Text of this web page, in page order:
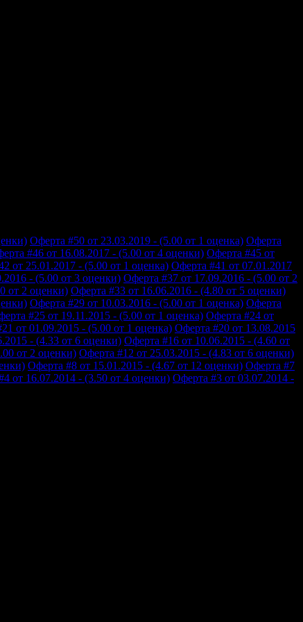
Оферта #50 от 23.03.2019 - (5.00 от 1 оценка) Оферта
#46 от 16.08.2017 - (5.00 от 4 оценки) Оферта #45 от
от 25.01.2017 - (5.00 от 1 оценка) Оферта #41 от 07.01.2017
- (5.00 от 3 оценки) Оферта #37 от 17.09.2016 - (5.00 от 2
от 2 оценки) Оферта #33 от 16.06.2016 - (4.80 от 5 оценки)
Оферта #29 от 10.03.2016 - (5.00 от 1 оценка) Оферта
#25 от 19.11.2015 - (5.00 от 1 оценка) Оферта #24 от
от 01.09.2015 - (5.00 от 1 оценка) Оферта #20 от 13.08.2015
- (4.33 от 6 оценки) Оферта #16 от 10.06.2015 - (4.60 от
от 2 оценки) Оферта #12 от 25.03.2015 - (4.83 от 6 оценки)
Оферта #8 от 15.01.2015 - (4.67 от 12 оценки) Оферта #7
от 16.07.2014 - (3.50 от 4 оценки) Оферта #3 от 03.07.2014 -